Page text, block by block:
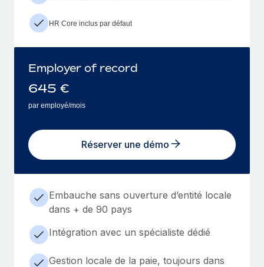
HR Core inclus par défaut
Employer of record
645 €
par employé/mois
Réserver une démo
Embauche sans ouverture d’entité locale
dans + de 90 pays
Intégration avec un spécialiste dédié
Gestion locale de la paie, toujours dans